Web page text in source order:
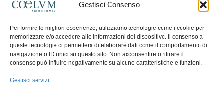
Gestisci Consenso
Per fornire le migliori esperienze, utilizziamo tecnologie come i cookie per
memorizzare e/o accedere alle informazioni del dispositivo. Il consenso a
queste tecnologie ci permetterà di elaborare dati come il comportamento di
navigazione o ID unici su questo sito. Non acconsentire o ritirare il
consenso può influire negativamente su alcune caratteristiche e funzioni.
Gestisci servizi